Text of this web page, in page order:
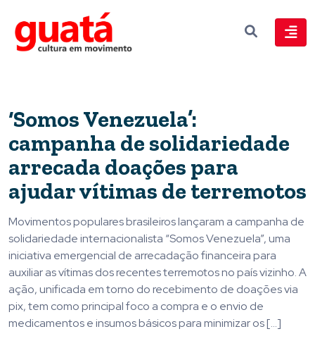
‘Somos Venezuela’:
campanha de solidariedade
arrecada doações para
ajudar vítimas de terremotos
Movimentos populares brasileiros lançaram a campanha de
solidariedade internacionalista “Somos Venezuela”, uma
iniciativa emergencial de arrecadação financeira para
auxiliar as vítimas dos recentes terremotos no país vizinho. A
ação, unificada em torno do recebimento de doações via
pix, tem como principal foco a compra e o envio de
medicamentos e insumos básicos para minimizar os […]